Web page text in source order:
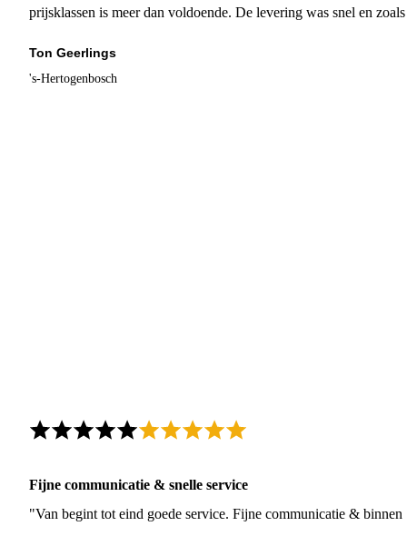
prijsklassen is meer dan voldoende. De levering was snel en
Ton Geerlings
's-Hertogenbosch
Fijne communicatie & snelle service
"Van begint tot eind goede service. Fijne communicatie &